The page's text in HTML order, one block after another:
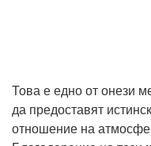
Това е едно от онези
да предоставят
отношение на